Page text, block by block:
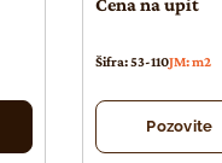
Šifra: 53-110JM: m2
Pozovite